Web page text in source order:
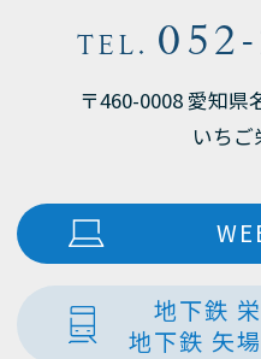
TEL.
〒460-0008 愛知県
いちご
地下鉄
地下鉄 矢